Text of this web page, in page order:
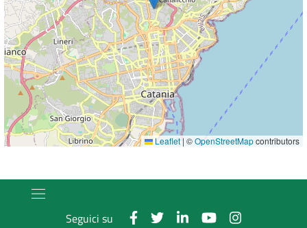
Leaflet | ©OpenStreetMapcontributors
Seguici su